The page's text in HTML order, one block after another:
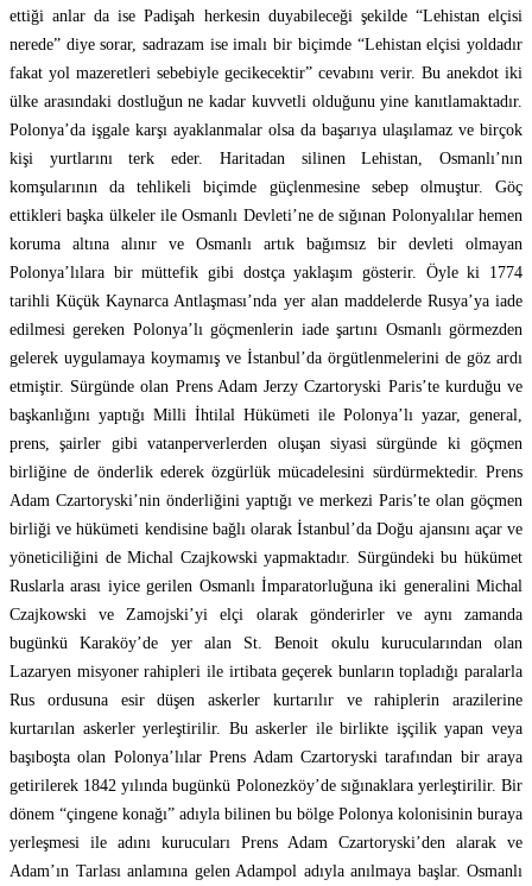
ettiği anlar da ise Padişah herkesin duyabileceği şekilde “Lehistan elçisi
nerede” diye sorar, sadrazam ise imalı bir biçimde “Lehistan elçisi yoldadır
fakat yol mazeretleri sebebiyle gecikecektir” cevabını verir. Bu anekdot iki
ülke arasındaki dostluğun ne kadar kuvvetli olduğunu yine kanıtlamaktadır.
Polonya’da işgale karşı ayaklanmalar olsa da başarıya ulaşılamaz ve birçok
kişi yurtlarını terk eder. Haritadan silinen Lehistan, Osmanlı’nın
komşularının da tehlikeli biçimde güçlenmesine sebep olmuştur. Göç
ettikleri başka ülkeler ile Osmanlı Devleti’ne de sığınan Polonyalılar hemen
koruma altına alınır ve Osmanlı artık bağımsız bir devleti olmayan
Polonya’lılara bir müttefik gibi dostça yaklaşım gösterir. Öyle ki 1774
tarihli Küçük Kaynarca Antlaşması’nda yer alan maddelerde Rusya’ya iade
edilmesi gereken Polonya’lı göçmenlerin iade şartını Osmanlı görmezden
gelerek uygulamaya koymamış ve İstanbul’da örgütlenmelerini de göz ardı
etmiştir. Sürgünde olan Prens Adam Jerzy Czartoryski Paris’te kurduğu ve
başkanlığını yaptığı Milli İhtilal Hükümeti ile Polonya’lı yazar, general,
prens, şairler gibi vatanperverlerden oluşan siyasi sürgünde ki göçmen
birliğine de önderlik ederek özgürlük mücadelesini sürdürmektedir. Prens
Adam Czartoryski’nin önderliğini yaptığı ve merkezi Paris’te olan göçmen
birliği ve hükümeti kendisine bağlı olarak İstanbul’da Doğu ajansını açar ve
yöneticiliğini de Michal Czajkowski yapmaktadır. Sürgündeki bu hükümet
Ruslarla arası iyice gerilen Osmanlı İmparatorluğuna iki generalini Michal
Czajkowski ve Zamojski’yi elçi olarak gönderirler ve aynı zamanda
bugünkü Karaköy’de yer alan St. Benoit okulu kurucularından olan
Lazaryen misyoner rahipleri ile irtibata geçerek bunların topladığı paralarla
Rus ordusuna esir düşen askerler kurtarılır ve rahiplerin arazilerine
kurtarılan askerler yerleştirilir. Bu askerler ile birlikte işçilik yapan veya
başıboşta olan Polonya’lılar Prens Adam Czartoryski tarafından bir araya
getirilerek 1842 yılında bugünkü Polonezköy’de sığınaklara yerleştirilir. Bir
dönem “çingene konağı” adıyla bilinen bu bölge Polonya kolonisinin buraya
yerleşmesi ile adını kurucuları Prens Adam Czartoryski’den alarak ve
Adam’ın Tarlası anlamına gelen Adampol adıyla anılmaya başlar. Osmanlı